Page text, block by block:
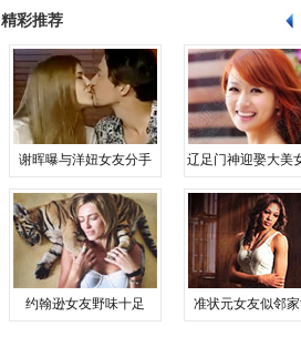
精彩推荐
谢晖曝与洋妞女友分手 辽足门神迎娶大美
约翰逊女友野味十足 准状元女友似邻